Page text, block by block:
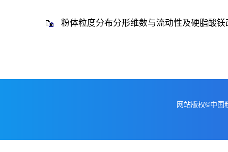
粉体粒度分布分形维数与流动性及硬脂酸
网站版权©中国